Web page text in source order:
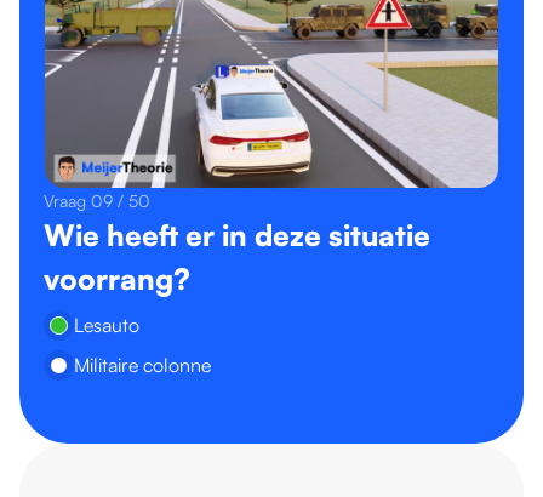
Vraag 09 / 50
Wie heeft er in deze situatie
voorrang?
Lesauto
Militaire colonne